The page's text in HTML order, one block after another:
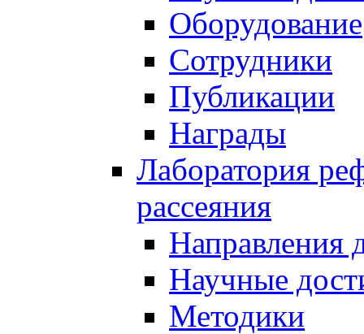
Оборудование
Сотрудники
Публикации
Награды
Лаборатория
рассеяния
Направления
Научные
Методики